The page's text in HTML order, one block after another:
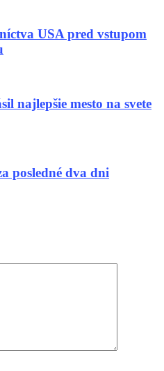
USA pred vstupom
najlepšie mesto na svete
posledné dva dni